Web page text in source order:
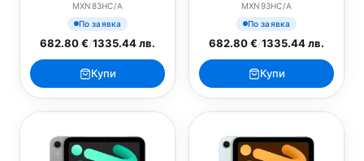
MXN83HC/A
По заявка
682.80 €/1335.44 лв.
Купи
MXN93HC/A
По заявка
682.80 €/1335.44 лв.
Купи